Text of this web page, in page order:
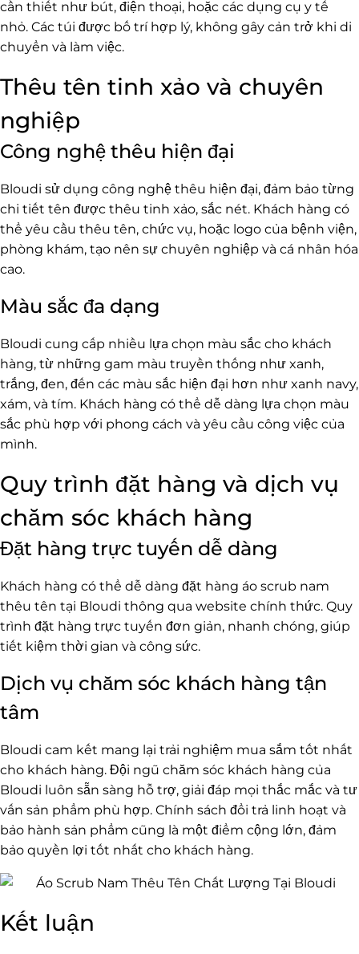
cần thiết như bút, điện thoại, hoặc các dụng cụ y tế
nhỏ. Các túi được bố trí hợp lý, không gây cản trở khi di
chuyển và làm việc.
Thêu tên tinh xảo và chuyên
nghiệp
Công nghệ thêu hiện đại
Bloudi sử dụng công nghệ thêu hiện đại, đảm bảo từng
chi tiết tên được thêu tinh xảo, sắc nét. Khách hàng có
thể yêu cầu thêu tên, chức vụ, hoặc logo của bệnh viện,
phòng khám, tạo nên sự chuyên nghiệp và cá nhân hóa
cao.
Màu sắc đa dạng
Bloudi cung cấp nhiều lựa chọn màu sắc cho khách
hàng, từ những gam màu truyền thống như xanh,
trắng, đen, đến các màu sắc hiện đại hơn như xanh navy,
xám, và tím. Khách hàng có thể dễ dàng lựa chọn màu
sắc phù hợp với phong cách và yêu cầu công việc của
mình.
Quy trình đặt hàng và dịch vụ
chăm sóc khách hàng
Đặt hàng trực tuyến dễ dàng
Khách hàng có thể dễ dàng đặt hàng áo scrub nam
thêu tên tại Bloudi thông qua website chính thức. Quy
trình đặt hàng trực tuyến đơn giản, nhanh chóng, giúp
tiết kiệm thời gian và công sức.
Dịch vụ chăm sóc khách hàng tận
tâm
Bloudi cam kết mang lại trải nghiệm mua sắm tốt nhất
cho khách hàng. Đội ngũ chăm sóc khách hàng của
Bloudi luôn sẵn sàng hỗ trợ, giải đáp mọi thắc mắc và tư
vấn sản phẩm phù hợp. Chính sách đổi trả linh hoạt và
bảo hành sản phẩm cũng là một điểm cộng lớn, đảm
bảo quyền lợi tốt nhất cho khách hàng.
Kết luận